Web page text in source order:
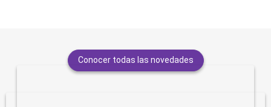
Conocer todas las novedades